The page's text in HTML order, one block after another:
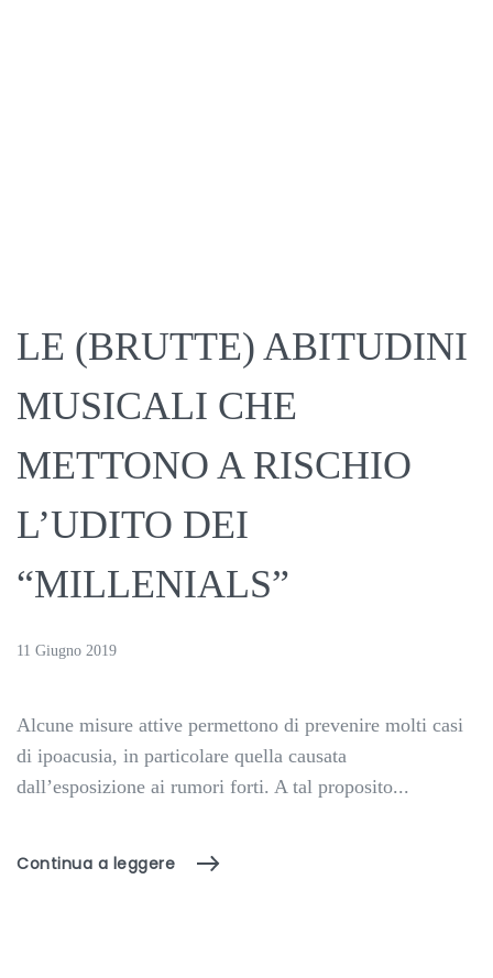
LE (BRUTTE) ABITUDINI
MUSICALI CHE
METTONO A RISCHIO
L’UDITO DEI
“MILLENIALS”
11 Giugno 2019
Alcune misure attive permettono di prevenire molti casi
di ipoacusia, in particolare quella causata
dall’esposizione ai rumori forti. A tal proposito...
Continua a leggere